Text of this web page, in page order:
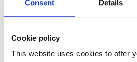
Consent Details
Cookie policy
This website uses cookies to offer